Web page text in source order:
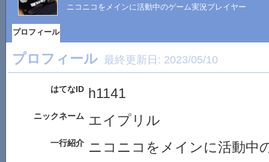
ニコニコをメインに活動中のゲーム実況プレイヤー
プロフィール
プロフィール 最終更新日: 2023/05/10
はてなID h1141
ニックネーム エイプリル
一行紹介 ニコニコをメインに活動中